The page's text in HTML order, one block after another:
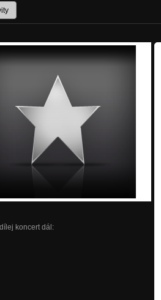
koncert dál: